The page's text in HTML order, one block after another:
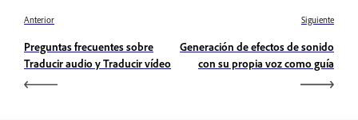
Anterior
Preguntas frecuentes sobre
Traducir audio y Traducir vídeo
Siguiente
Generación de efectos de sonido
con su propia voz como guía